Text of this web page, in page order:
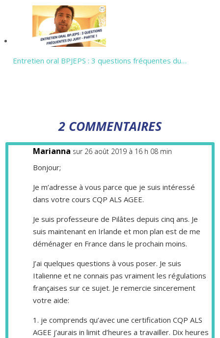
Entretien oral BPJEPS : 3 questions fréquentes du…
2 COMMENTAIRES
Marianna sur 26 août 2019 à 16 h 08 min
Bonjour;
Je m’adresse à vous parce que je suis intéressé
dans votre cours CQP ALS AGEE.
Je suis professeure de Pilâtes depuis cinq ans. Je
suis maintenant en Irlande et mon plan est de me
déménager en France dans le prochain moins.
J’ai quelques questions à vous poser. Je suis
Italienne et ne connais pas vraiment les régulations
françaises sur ce sujet. Je remercie sincerement
votre aide:
1. je comprends qu’avec une certification CQP ALS
AGEE j’aurais in limit d’heures a travailler. Dix heures